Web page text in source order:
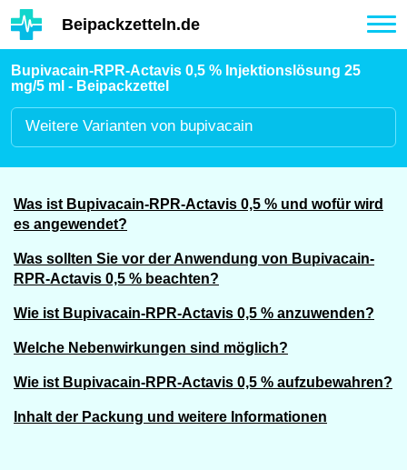
Hauptinhalt
Beipackzetteln.de
Bupivacain-RPR-Actavis 0,5 % Injektionslösung 25
mg/5 ml - Beipackzettel
Weitere Varianten von bupivacain
Was ist Bupivacain-RPR-Actavis 0,5 % und wofür wird
es angewendet?
Was sollten Sie vor der Anwendung von Bupivacain-
RPR-Actavis 0,5 % beachten?
Wie ist Bupivacain-RPR-Actavis 0,5 % anzuwenden?
Welche Nebenwirkungen sind möglich?
Wie ist Bupivacain-RPR-Actavis 0,5 % aufzubewahren?
Inhalt der Packung und weitere Informationen